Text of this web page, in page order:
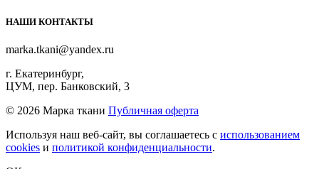
НАШИ КОНТАКТЫ
marka.tkani@yandex.ru
г. Екатеринбург,
ЦУМ, пер. Банковский, 3
© 2026 Марка ткани Публичная оферта
Используя наш веб-сайт, вы соглашаетесь с использованием
cookies и политикой конфиденциальности.